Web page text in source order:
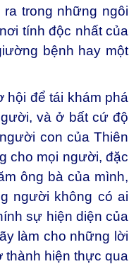
trong những ngôi
tính độc nhất của
bệnh hay một
hội để tái khám phá
và ở bất cứ độ
con của Thiên
cho mọi người, đặc
ông bà của mình,
người không có ai
sự hiện diện của
làm cho những lời
thành hiện thực qua